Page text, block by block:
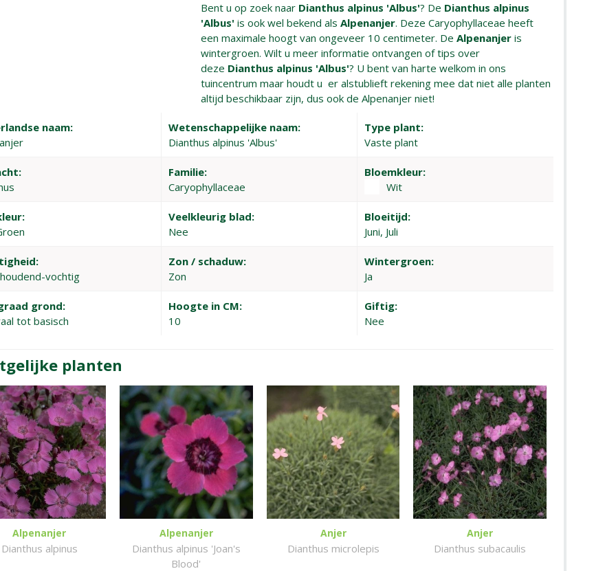
Bent u op zoek naar Dianthus alpinus 'Albus'? De Dianthus alpinus
'Albus' is ook wel bekend alsAlpenanjer. Deze Caryophyllaceae heeft
een maximale hoogt van ongeveer 10 centimeter. DeAlpenanjeris
wintergroen. Wilt u meer informatie ontvangen of tips over
deze Dianthus alpinus 'Albus'? U bent van harte welkom in ons
tuincentrum maar houdt u er alstublieft rekening mee dat niet alle planten
altijd beschikbaar zijn, dus ook de Alpenanjer niet!
naam:
Wetenschappelijke naam:
Dianthus alpinus 'Albus'
Type plant:
Vaste plant
Familie:
Caryophyllaceae
Bloemkleur:
Wit
Veelkleurig blad:
Nee
Bloeitijd:
Juni, Juli
vochtig
Zon / schaduw:
Zon
Wintergroen:
Ja
grond:
tot basisch
Hoogte in CM:
10
Giftig:
Nee
planten
Alpenanjer
Dianthus alpinus
Alpenanjer
Dianthus alpinus 'Joan's
Blood'
Anjer
Dianthus microlepis
Anjer
Dianthus subacaulis